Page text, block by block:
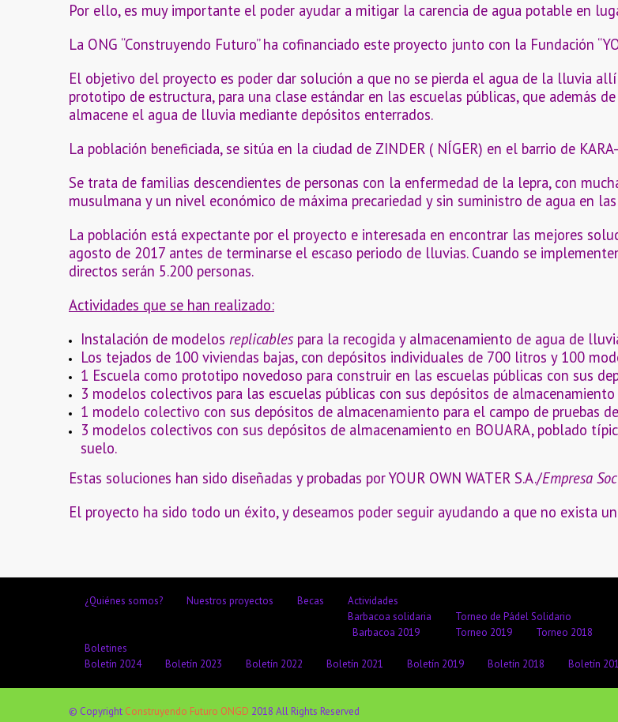
Por ello, es muy importante el poder ayudar a mitigar la carencia de agua potable en
La ONG “Construyendo Futuro” ha cofinanciado este proyecto junto con la Fundación
El objetivo del proyecto es poder dar solución a que no se pierda el agua de la lluvia
prototipo de estructura, para una clase estándar en las escuelas públicas, que además
almacene el agua de lluvia mediante depósitos enterrados.
La población beneficiada, se sitúa en la ciudad de ZINDER ( NÍGER) en el barrio de
Se trata de familias descendientes de personas con la enfermedad de la lepra, con
musulmana y un nivel económico de máxima precariedad y sin suministro de agua en las
La población está expectante por el proyecto e interesada en encontrar las mejores
agosto de 2017 antes de terminarse el escaso periodo de lluvias. Cuando se
directos serán 5.200 personas.
Actividades que se han realizado:
Instalación de modelos replicables para la recogida y almacenamiento de agua de
Los tejados de 100 viviendas bajas, con depósitos individuales de 700 litros y 100
1 Escuela como prototipo novedoso para construir en las escuelas públicas con sus
3 modelos colectivos para las escuelas públicas con sus depósitos de almacenamiento
1 modelo colectivo con sus depósitos de almacenamiento para el campo de pruebas de
3 modelos colectivos con sus depósitos de almacenamiento en BOUARA, poblado
suelo.
Estas soluciones han sido diseñadas y probadas por YOUR OWN WATER S.A./Empresa
El proyecto ha sido todo un éxito, y deseamos poder seguir ayudando a que no exista
¿Quiénes somos? Nuestros proyectos Becas
Actividades
Barbacoa solidaria
Barbacoa 2019
Torneo de Pádel Solidario
Torneo 2019
Torneo 2018
Boletines
Boletín 2024
Boletín 2023 Boletín 2022 Boletín 2021 Boletín 2019 Boletín 2018 Boletín
© Copyright Construyendo Futuro ONGD 2018 All Rights Reserved